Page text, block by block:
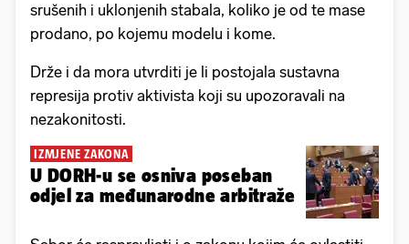
srušenih i uklonjenih stabala, koliko je od te mase
prodano, po kojemu modelu i kome.
Drže i da mora utvrditi je li postojala sustavna
represija protiv aktivista koji su upozoravali na
nezakonitosti.
IZMJENE ZAKONA
U DORH-u se osniva poseban
odjel za međunarodne arbitraže